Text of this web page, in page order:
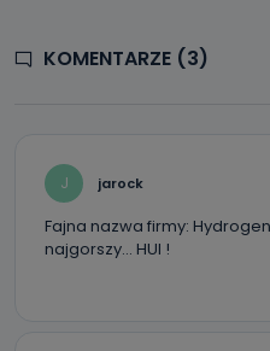
KOMENTARZE (3)
J jarock
Fajna nazwa firmy:
najgorszy… HUI !